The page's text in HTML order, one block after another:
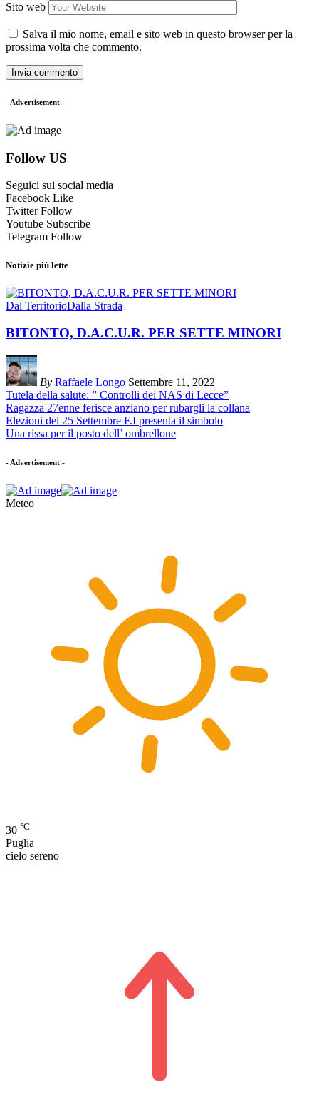
Sito web
Salva il mio nome, email e sito web in questo browser per la
prossima volta che commento.
- Advertisement -
Follow US
Seguici sui social media
Facebook Like
Twitter Follow
Youtube Subscribe
Telegram Follow
Notizie più lette
Dal TerritorioDalla Strada
BITONTO, D.A.C.U.R. PER SETTE MINORI
By Raffaele Longo Settembre 11, 2022
Tutela della salute: ” Controlli dei NAS di Lecce”
Ragazza 27enne ferisce anziano per rubargli la collana
Elezioni del 25 Settembre F.I presenta il simbolo
Una rissa per il posto dell’ ombrellone
- Advertisement -
Meteo
30 °C
Puglia
cielo sereno